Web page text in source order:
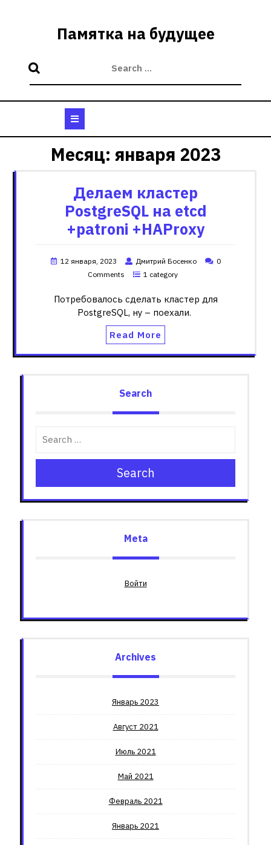
Памятка на будущее
Button
Месяц: января 2023
Делаем кластер
PostgreSQL на etcd
+patroni +HAProxy
12 января, 2023 Дмитрий Босенко
0
Comments
1 category
Потребовалось сделать кластер для
PostgreSQL, ну – поехали.
Read More
Search
Search
Meta
Войти
Archives
Январь 2023
Август 2021
Июль 2021
Май 2021
Февраль 2021
Январь 2021